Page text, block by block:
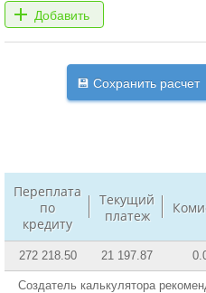
Переплата
по
кредиту
Текущий
платеж
272 218.50 21 197.87
Создатель калькулятора